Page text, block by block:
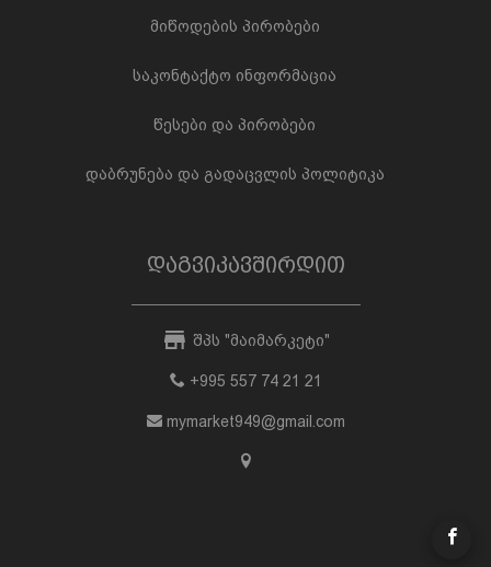
მიწოდების პირობები
საკონტაქტო ინფორმაცია
წესები და პირობები
დაბრუნება და გადაცვლის პოლიტიკა
დაგვიკავშირდით
შპს "მაიმარკეტი"
+995 557 74 21 21
mymarket949@gmail.com